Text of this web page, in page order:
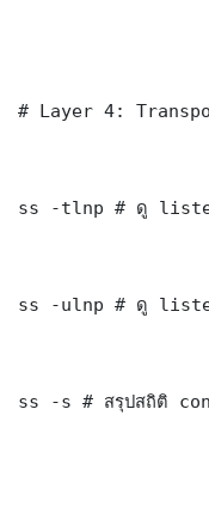
# Layer 4:
ss -tlnp # ดู
ss -ulnp # ดู
ss -s # สรุปสถิติ